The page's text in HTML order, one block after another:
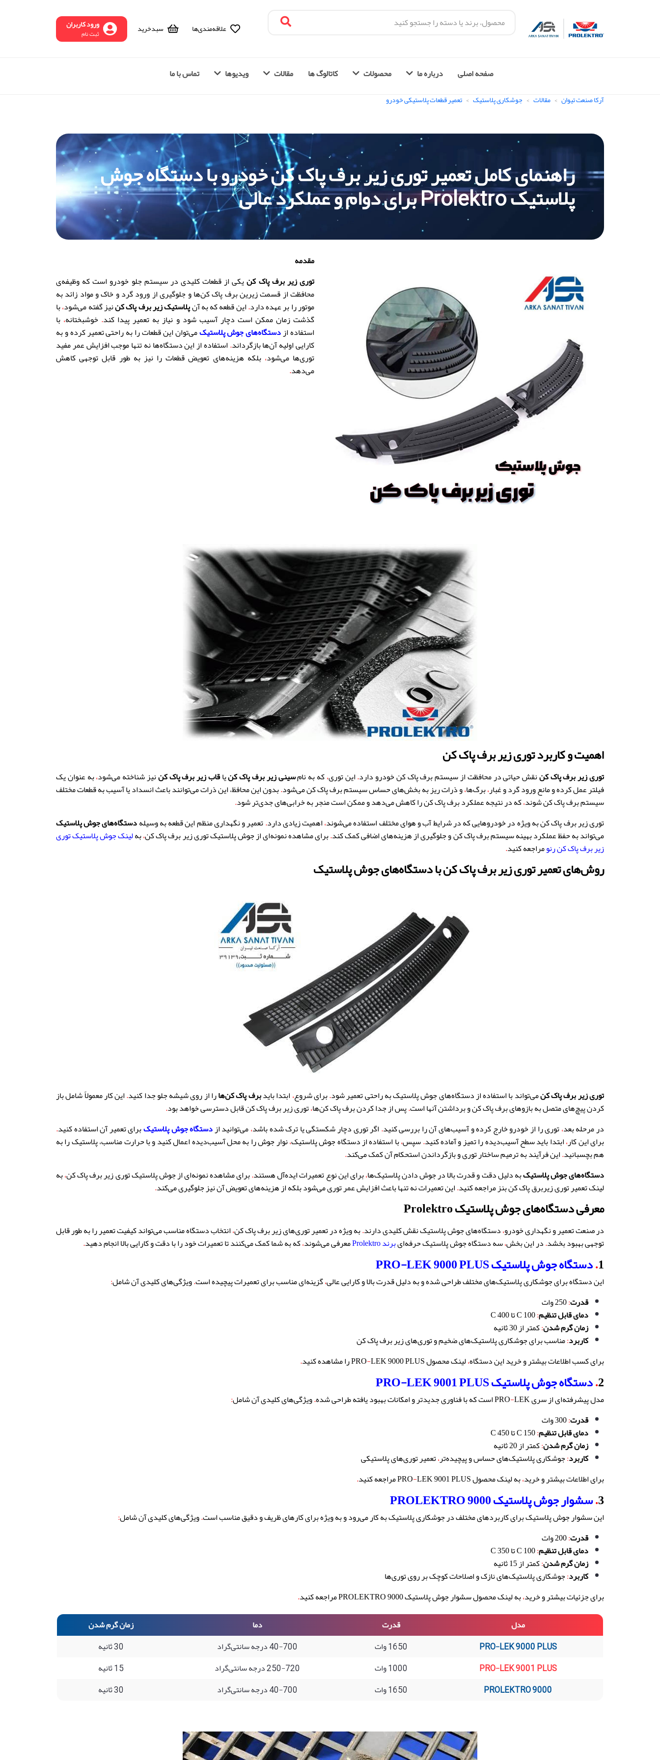
علاقه‌مندی‌ها سبد‌خرید ورود کاربران
ثبت نام
صفحه اصلی درباره ما محصولات کاتالوگ ها مقالات ویدیوها تماس با ما
آرکا صنعت تیوان مقالات جوشکاری پلاستیک تعمیر قطعات پلاستیکی خودرو
راهنمای کامل تعمیر توری زیر برف پاک کن خودرو با دستگاه جوش
پلاستیک Prolektro برای دوام و عملکرد عالی
مقدمه
توری زیر برف پاک کنیکی از قطعات کلیدی در سیستم جلو خودرو است که وظیفه‌ی
محافظت از قسمت زیرین برف پاک کن‌ها و جلوگیری از ورود گرد و خاک و مواد زائد به
موتور را بر عهده دارد.این قطعه که به آنپلاستیک زیر برف پاک کننیز گفته می‌شود،با
گذشت زمان ممکن است دچار آسیب شود و نیاز به تعمیر پیدا کند. خوشبختانه، با
استفاده ازدستگاه‌های جوش پلاستیکمی‌توان این قطعات را به راحتی تعمیر کرده و به
کارایی اولیه آن‌ها بازگرداند.استفاده از این دستگاه‌ها نه تنها موجب افزایش عمر مفید
توری‌ها می‌شود، بلکه هزینه‌های تعویض قطعات را نیز به طور قابل توجهی کاهش
می‌دهد.
اهمیت و کاربرد توری زیر برف پاک کن
توری زیر برف پاک کننقش حیاتی در محافظت از سیستم برف پاک کن خودرو دارد.این توری،که به نامسینی زیر برف پاک کنیاقاب زیر برف پاک کننیز شناخته می‌شود،به عنوان یک
فیلتر عمل کرده و مانع ورود گرد و غبار،برگ‌ها،و ذرات ریز به بخش‌های حساس سیستم برف پاک کن می‌شود.بدون این محافظ، این ذرات می‌توانند باعث انسداد یا آسیب به قطعات مختلف
سیستم برف پاک کن شوند،که در نتیجه عملکرد برف پاک کن را کاهش می‌دهد و ممکن است منجر به خرابی‌های جدی‌تر شود.
توری زیر برف پاک کن به ویژه در خودروهایی که در شرایط آب و هوای مختلف استفاده می‌شوند،اهمیت زیادی دارد.تعمیر و نگهداری منظم این قطعه به وسیلهدستگاه‌های جوش پلاستیک
می‌تواند به حفظ عملکرد بهینه سیستم برف پاک کن و جلوگیری از هزینه‌های اضافی کمک کند.برای مشاهده نمونه‌ای از جوش پلاستیک توری زیر برف پاک کن،بهلینک جوش پلاستیک توری
زیر برف پاک کن رنومراجعه کنید.
روش‌های تعمیر توری زیر برف پاک کن با دستگاه‌های جوش پلاستیک
توری زیر برف پاک کنمی‌تواند با استفاده از دستگاه‌های جوش پلاستیک به راحتی تعمیر شود.برای شروع،ابتدا بایدبرف پاک کن‌هارا از روی شیشه جلو جدا کنید.این کار معمولاً شامل باز
کردن پیچ‌های متصل به بازوهای برف پاک کن و برداشتن آنها است.پس از جدا کردن برف پاک کن‌ها،توری زیر برف پاک کن قابل دسترسی خواهد بود.
در مرحله بعد،توری را از خودرو خارج کرده و آسیب‌های آن را بررسی کنید.اگر توری دچار شکستگی یا ترک شده باشد،می‌توانید ازدستگاه جوش پلاستیکبرای تعمیر آن استفاده کنید.
برای این کار،ابتدا باید سطح آسیب‌دیده را تمیز و آماده کنید.سپس،با استفاده از دستگاه جوش پلاستیک،نوار جوش را به محل آسیب‌دیده اعمال کنید و با حرارت مناسب، پلاستیک را به
هم بچسبانید.این فرآیند به ترمیم ساختار توری و بازگرداندن استحکام آن کمک می‌کند.
دستگاه‌های جوش پلاستیکبه دلیل دقت و قدرت بالا در جوش دادن پلاستیک‌ها،برای این نوع تعمیرات ایده‌آل هستند.برای مشاهده نمونه‌ای از جوش پلاستیک توری زیر برف پاک کن،به
لینک تعمیر توری زیربرق پاک کن بنز مراجعه کنید.این تعمیرات نه تنها باعث افزایش عمر توری می‌شود بلکه از هزینه‌های تعویض آن نیز جلوگیری می‌کند.
معرفی دستگاه‌های جوش پلاستیک
در صنعت تعمیر و نگهداری خودرو،دستگاه‌های جوش پلاستیک نقش کلیدی دارند.به ویژه در تعمیر توری‌های زیر برف پاک کن،انتخاب دستگاه مناسب می‌تواند کیفیت تعمیر را به طور قابل
توجهی بهبود بخشد.در این بخش،سه دستگاه جوش پلاستیک حرفه‌ایبرند Prolektro معرفی می‌شوند،که به شما کمک می‌کنند تا تعمیرات خود را با دقت و کارایی بالا انجام دهید.
1
.دستگاه جوش پلاستیک PRO-LEK 9000 PLUS
این دستگاه برای جوشکاری پلاستیک‌های مختلف طراحی شده و به دلیل قدرت بالا و کارایی عالی،گزینه‌ای مناسب برای تعمیرات پیچیده است.ویژگی‌های کلیدی آن شامل:
قدرت:
دمای قابل تنظیم:
زمان گرم شدن:کمتر از 30 ثانیه
کاربرد:مناسب برای جوشکاری پلاستیک‌های ضخیم و توری‌های زیر برف پاک کن
برای کسب اطلاعات بیشتر و خرید این دستگاه،لینک محصول PRO -LEK 9000 PLUS را مشاهده کنید .
2
.دستگاه جوش پلاستیک PRO-LEK 9001 PLUS
مدل پیشرفته‌ای از سری PRO -LEK است که با فناوری جدیدتر و امکانات بهبود یافته طراحی شده .ویژگی‌های کلیدی آن شامل:
قدرت:
دمای قابل تنظیم:
زمان گرم شدن:کمتر از 20 ثانیه
کاربرد:جوشکاری پلاستیک‌های حساس و پیچیده‌تر،تعمیر توری‌های پلاستیکی
برای اطلاعات بیشتر و خرید،به لینک محصول PRO -LEK 9001 PLUS مراجعه کنید .
3
.سشوار جوش پلاستیک PROLEKTRO 9000
این سشوار جوش پلاستیک برای کاربردهای مختلف در جوشکاری پلاستیک به کار می‌رود و به ویژه برای کارهای ظریف و دقیق مناسب است.ویژگی‌های کلیدی آن شامل:
قدرت:
دمای قابل تنظیم:
زمان گرم شدن:کمتر از 15 ثانیه
کاربرد:جوشکاری پلاستیک‌های نازک و اصلاحات کوچک بر روی توری‌ها
برای جزئیات بیشتر و خرید،به لینک محصول سشوار جوش پلاستیک PROLEKTRO 9000 مراجعه کنید
.
مدل
قدرت دما
زمان گرم شدن
PRO-LEK 9000 PLUS
1650 وات 40-700 درجه سانتی‌گراد
30 ثانیه
PRO-LEK 9001 PLUS
1000 وات 250-720 درجه سانتی‌گراد
15 ثانیه
PROLEKTRO 9000
1650 وات 40-700 درجه سانتی‌گراد 30 ثانیه